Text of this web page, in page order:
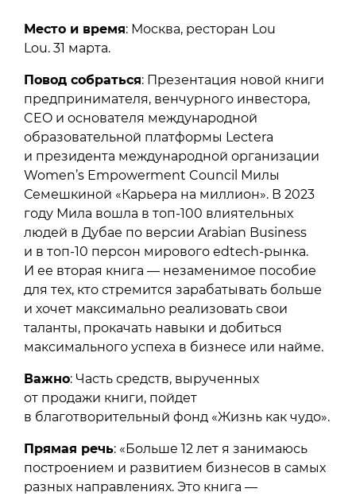
Место и время: Москва, ресторан Lou
Lou. 31 марта.
Повод собраться: Презентация новой книги
предпринимателя, венчурного инвестора,
CEO и основателя международной
образовательной платформы Lectera
и президента международной организации
Women’s Empowerment Council Милы
Семешкиной «Карьера на миллион». В 2023
году Мила вошла в топ-100 влиятельных
людей в Дубае по версии Arabian Business
и в топ-10 персон мирового edtech-рынка.
И ее вторая книга — незаменимое пособие
для тех, кто стремится зарабатывать больше
и хочет максимально реализовать свои
таланты, прокачать навыки и добиться
максимального успеха в бизнесе или найме.
Важно: Часть средств, вырученных
от продажи книги, пойдет
в благотворительный фонд «Жизнь как чудо».
Прямая речь: «Больше 12 лет я занимаюсь
построением и развитием бизнесов в самых
разных направлениях. Это книга —